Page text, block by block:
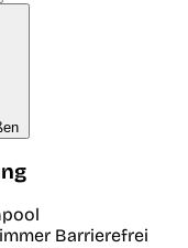
Barrierefrei